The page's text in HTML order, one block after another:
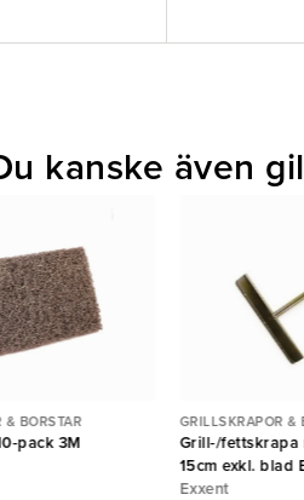
& BORSTAR
pack 3M
GRILLSKRAPOR &
Grill-/fettskrapa
15cm exkl. blad
Exxent
kanske även